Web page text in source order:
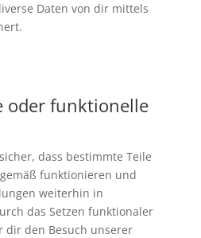
Daten von dir mittels
oder funktionelle
dass bestimmte Teile
funktionieren und
weiterhin in
das Setzen funktionaler
dir den Besuch unserer